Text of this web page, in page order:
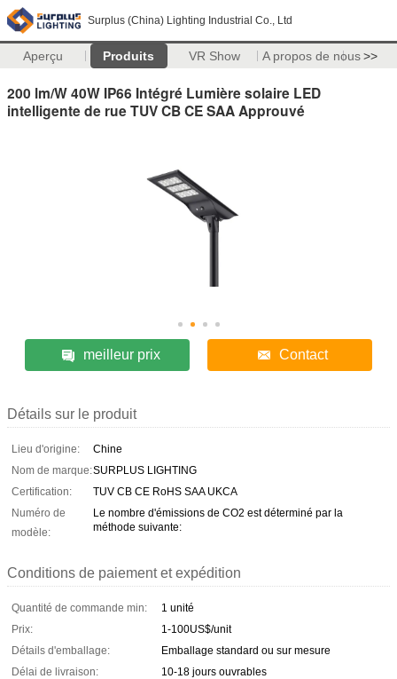
Surplus (China) Lighting Industrial Co., Ltd
Aperçu Produits VR Show A propos de nous>>
200 lm/W 40W IP66 Intégré Lumière solaire LED
intelligente de rue TUV CB CE SAA Approuvé
meilleur prix Contact
Détails sur le produit
Lieu d'origine:
Chine
Nom de marque:SURPLUS LIGHTING
Certification:
TUV CB CE RoHS SAA UKCA
Numéro de
modèle:
Le nombre d'émissions de CO2 est déterminé par la
méthode suivante:
Conditions de paiement et expédition
Quantité de commande min:
1 unité
Prix:
1-100US$/unit
Détails d'emballage:
Emballage standard ou sur mesure
Délai de livraison:
10-18 jours ouvrables